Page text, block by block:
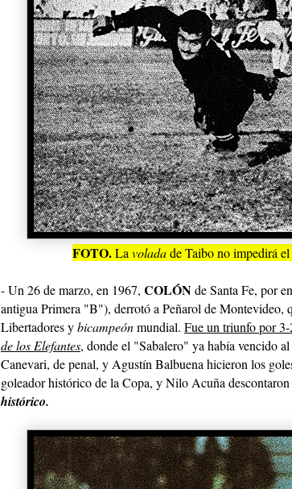
FOTO.La voladade Taibo no impedirá
- Un 26 de marzo, en 1967, COLÓNde Santa Fe, por
antigua Primera "B"), derrotó a Peñarol de Montevideo,
Libertadores ybicampeónmundial. Fue un triunfo por
de los Elefantes, donde el "Sabalero" ya había vencido al
Canevari, de penal, y Agustín Balbuena hicieron los
goleador histórico de la Copa, y Nilo Acuña
histórico.